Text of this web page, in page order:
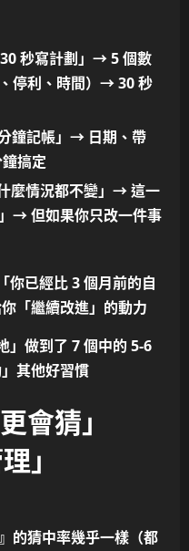
秒寫計劃」 → 5 個數
停利、時間）→30 秒
鐘記帳」 → 日期、帶
搞定
麼情況都不變」 → 這一
→ 但如果你只改一件事
「你已經比 3 個月前的自
「繼續改進」的動力
」做到了 7 個中的 5-6
其他好習慣
會猜」
」
的猜中率幾乎一樣（都